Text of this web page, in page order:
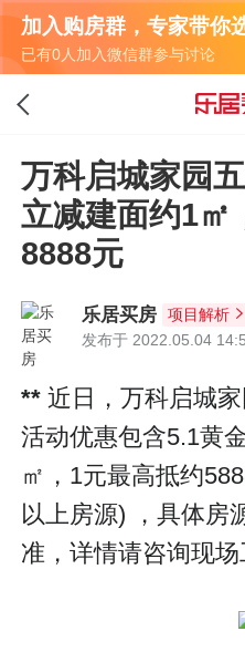
加入购房群，专家带你
已有0人加入微信群参与讨论
万科启城家园
立减建面约1㎡
8888元
乐居买房
项目解析
发布于 2022.05.04
**近日，万科启城
活动优惠包含5.1黄
㎡，1元最高抵约
以上房源) ，具体房
准，详情请咨询现场